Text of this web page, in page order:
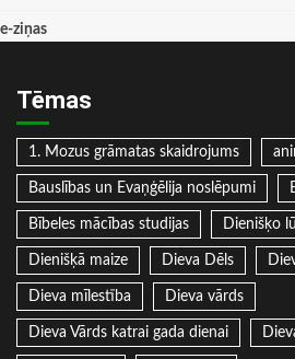
e-ziņas
Tēmas
1. Mozus grāmatas skaidrojums
Bauslības un Evaņģēlija noslēpumi
Bībeles mācības studijas Dienišķo
Dienišķā maize Dieva Dēls
Dieva mīlestība Dieva vārds
Dieva Vārds katrai gada dienai